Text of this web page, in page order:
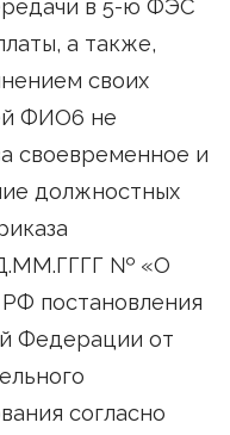
в 5-ю ФЭС
а также,
своих
ФИО6 не
своевременное и
должностных
№ «О
постановления
Федерации от
согласно